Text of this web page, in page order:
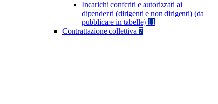
Incarichi conferiti e autorizzati ai
dipendenti (dirigenti e non dirigenti) (da
pubblicare in tabelle) 11
Contrattazione collettiva 7